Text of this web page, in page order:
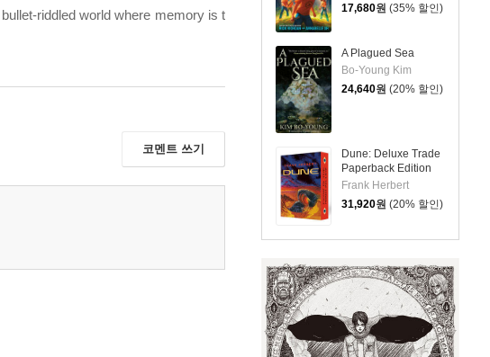
17,680원 (35% 할인)
A Plagued Sea
Bo-Young Kim
24,640원 (20% 할인)
Dune: Deluxe Trade
Paperback Edition
Frank Herbert
31,920원 (20% 할인)
riddled world where memory is t
코멘트 쓰기